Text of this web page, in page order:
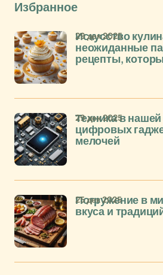
Избранное
Искусство
неожиданные
рецепты,
29 дек 2025
Техника в
цифровых
мелочей
29 дек 2025
Погружение в
вкуса и
25 дек 2025